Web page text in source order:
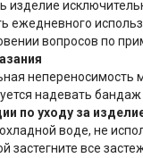
изделие
ежедневного
вопросов по
непереносимость
надевать
по уходу за
воде, не
застегните все